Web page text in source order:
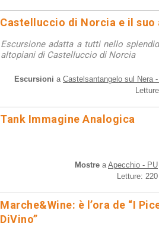
Castelluccio di Norcia e il suo
Escursione adatta a tutti nello
altopiani di Castelluccio di Norcia
Escursioni a Castelsantangelo sul Nera
Tank Immagine Analogica
Mostre aApecchio - PU
Letture: 220
Marche&Wine: è l’ora de “I
DiVino”